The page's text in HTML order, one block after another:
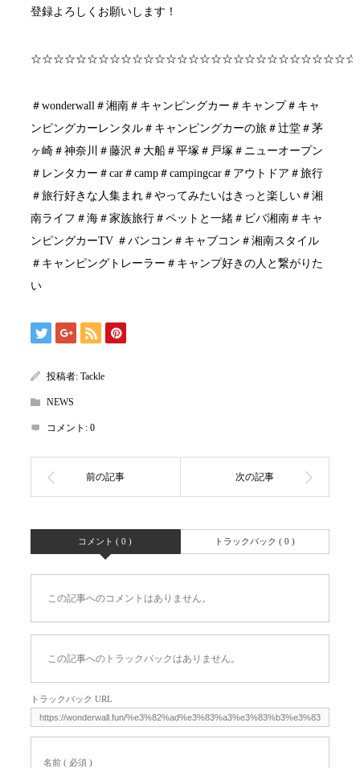
登録よろしくお願いします！
＃wonderwall＃湘南＃キャンピングカー＃キャンプ＃キャ
ンピングカーレンタル＃キャンピングカーの旅＃辻堂＃茅
ヶ崎＃神奈川＃藤沢＃大船＃平塚＃戸塚＃ニューオープン
＃レンタカー＃car＃camp＃campingcar＃アウトドア＃旅行
＃旅行好きな人集まれ＃やってみたいはきっと楽しい＃湘
南ライフ＃海＃家族旅行＃ペットと一緒＃ビバ湘南＃キャ
ンピングカーTV ＃バンコン＃キャブコン＃湘南スタイル
＃キャンピングトレーラー＃キャンプ好きの人と繋がりた
い
投稿者: Tackle
NEWS
コメント: 0
コメント ( 0 ) トラックバック ( 0 )
この記事へのコメントはありません。
この記事へのトラックバックはありません。
トラックバック URL
名前 ( 必須 )